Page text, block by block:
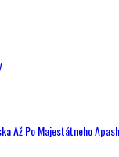
Až Po Majestátneho